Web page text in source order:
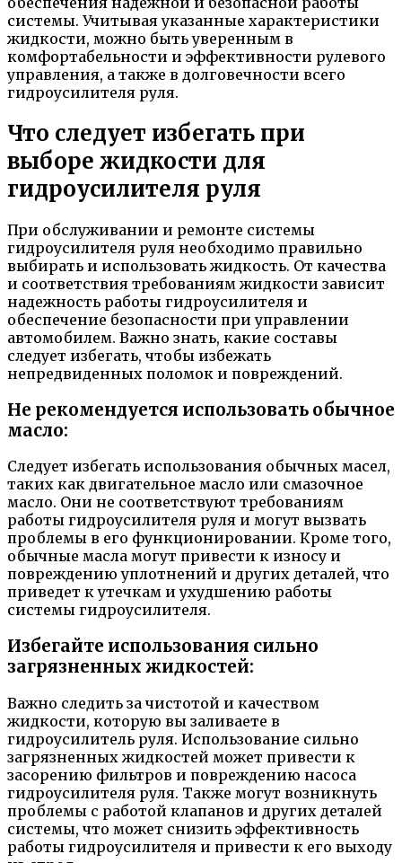
системы. Учитывая указанные характеристики
жидкости, можно быть уверенным в
комфортабельности и эффективности рулевого
управления, а также в долговечности всего
гидроусилителя руля.
Что следует избегать при
выборе жидкости для
гидроусилителя руля
При обслуживании и ремонте системы
гидроусилителя руля необходимо правильно
выбирать и использовать жидкость. От качества
и соответствия требованиям жидкости зависит
надежность работы гидроусилителя и
обеспечение безопасности при управлении
автомобилем. Важно знать, какие составы
следует избегать, чтобы избежать
непредвиденных поломок и повреждений.
Не рекомендуется использовать обычное
масло:
Следует избегать использования обычных масел,
таких как двигательное масло или смазочное
масло. Они не соответствуют требованиям
работы гидроусилителя руля и могут вызвать
проблемы в его функционировании. Кроме того,
обычные масла могут привести к износу и
повреждению уплотнений и других деталей, что
приведет к утечкам и ухудшению работы
системы гидроусилителя.
Избегайте использования сильно
загрязненных жидкостей:
Важно следить за чистотой и качеством
жидкости, которую вы заливаете в
гидроусилитель руля. Использование сильно
загрязненных жидкостей может привести к
засорению фильтров и повреждению насоса
гидроусилителя руля. Также могут возникнуть
проблемы с работой клапанов и других деталей
системы, что может снизить эффективность
работы гидроусилителя и привести к его выходу